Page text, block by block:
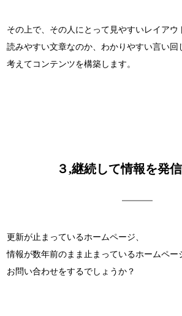
その上で、その人にとって見やすいレイアウ
読みやすい文章なのか、わかりやすい言い回
考えてコンテンツを構築します。
３,継続して情報を発信
更新が止まっているホームページ、
情報が数年前のまま止まっているホームペー
お問い合わせをするでしょうか？